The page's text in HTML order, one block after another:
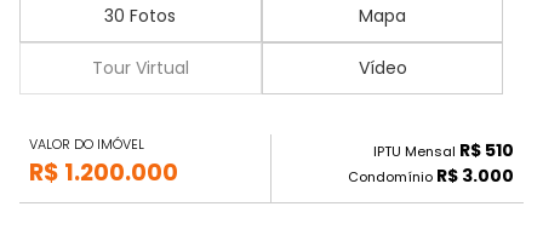
30 Fotos Mapa
Tour Virtual Vídeo
VALOR DO IMÓVEL
R$ 1.200.000
IPTU Mensal R$ 510
Condomínio R$ 3.000